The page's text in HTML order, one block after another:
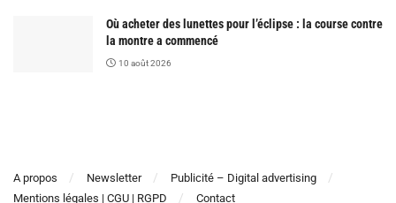
Où acheter des lunettes pour l’éclipse : la course contre
la montre a commencé
10 août 2026
A propos Newsletter
Publicité – Digital advertising
Mentions légales | CGU | RGPD
Contact